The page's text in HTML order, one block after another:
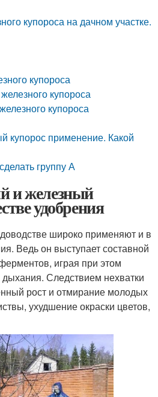
купороса на дачном участке.
купороса
купороса
купороса
купорос применение. Какой
группу А
и железный
удобрения
широко применяют и в
Ведь он выступает составной
играя при этом
Следствием нехватки
рост и отмирание молодых
ухудшение окраски цветов,